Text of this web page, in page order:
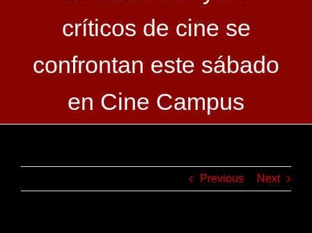
críticos de cine se
confrontan este sábado
en Cine Campus
Previous Next